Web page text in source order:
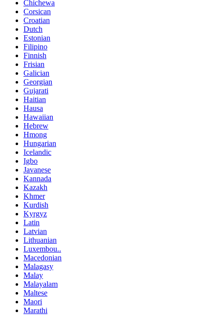
Chichewa
Corsican
Croatian
Dutch
Estonian
Filipino
Finnish
Frisian
Galician
Georgian
Gujarati
Haitian
Hausa
Hawaiian
Hebrew
Hmong
Hungarian
Icelandic
Igbo
Javanese
Kannada
Kazakh
Khmer
Kurdish
Kyrgyz
Latin
Latvian
Lithuanian
Luxembou..
Macedonian
Malagasy
Malay
Malayalam
Maltese
Maori
Marathi